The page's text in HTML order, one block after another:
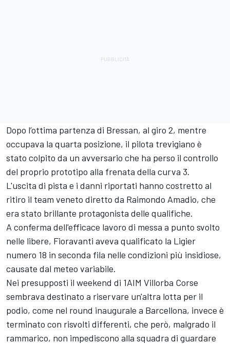
Dopo l’ottima partenza di Bressan, al giro 2, mentre
occupava la quarta posizione, il pilota trevigiano è
stato colpito da un avversario che ha perso il controllo
del proprio prototipo alla frenata della curva 3.
L'uscita di pista e i danni riportati hanno costretto al
ritiro il team veneto diretto da Raimondo Amadio, che
era stato brillante protagonista delle qualifiche.
A conferma dell'efficace lavoro di messa a punto svolto
nelle libere, Fioravanti aveva qualificato la Ligier
numero 18 in seconda fila nelle condizioni più insidiose,
causate dal meteo variabile.
Nei presupposti il weekend di 1AIM Villorba Corse
sembrava destinato a riservare un'altra lotta per il
podio, come nel round inaugurale a Barcellona, invece è
terminato con risvolti differenti, che però, malgrado il
rammarico, non impediscono alla squadra di guardare